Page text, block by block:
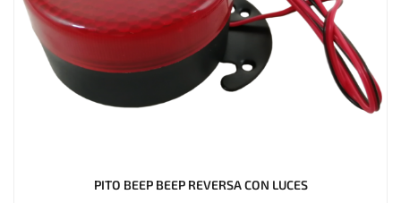
PITO BEEP BEEP REVERSA CON LUCES